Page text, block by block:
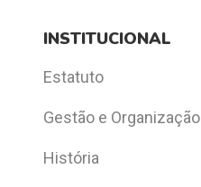
INSTITUCIONAL
Estatuto
Gestão e Organização
História